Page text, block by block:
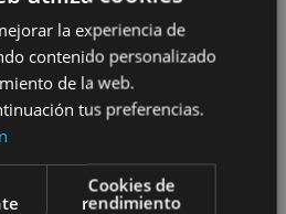
la experiencia de
contenido personalizado
de la web.
tus preferencias.
Cookies de
rendimiento